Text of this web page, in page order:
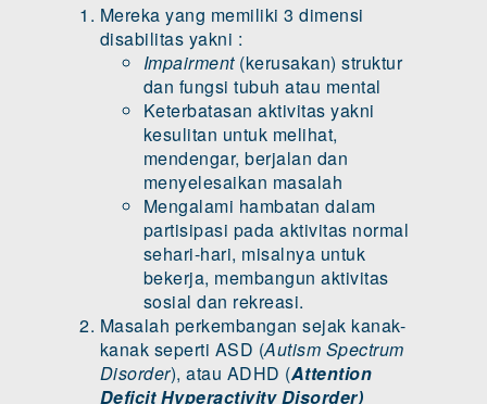
Mereka yang memiliki 3 dimensi
disabilitas yakni :
Impairment(kerusakan) struktur
dan fungsi tubuh atau mental
Keterbatasan aktivitas yakni
kesulitan untuk melihat,
mendengar, berjalan dan
menyelesaikan masalah
Mengalami hambatan dalam
partisipasi pada aktivitas normal
sehari-hari, misalnya untuk
bekerja, membangun aktivitas
sosial dan rekreasi.
Masalah perkembangan sejak kanak-
kanak seperti ASD (Autism Spectrum
Disorder), atau ADHD (Attention
Deficit Hyperactivity Disorder)